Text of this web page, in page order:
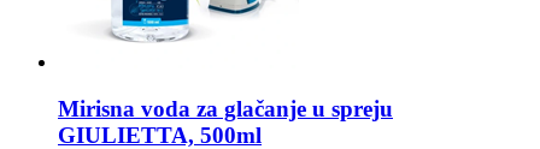
Mirisna voda za glačanje u spreju
GIULIETTA, 500ml